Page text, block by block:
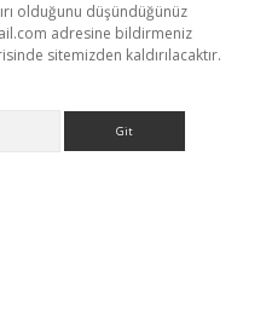
olduğunu düşündüğünüz
adresine bildirmeniz
sitemizden kaldırılacaktır.